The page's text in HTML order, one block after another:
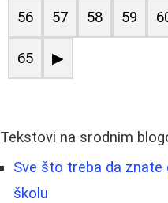
56 57 58 59
65 ▶
Tekstovi na srodnim
Sve što treba da znate
školu